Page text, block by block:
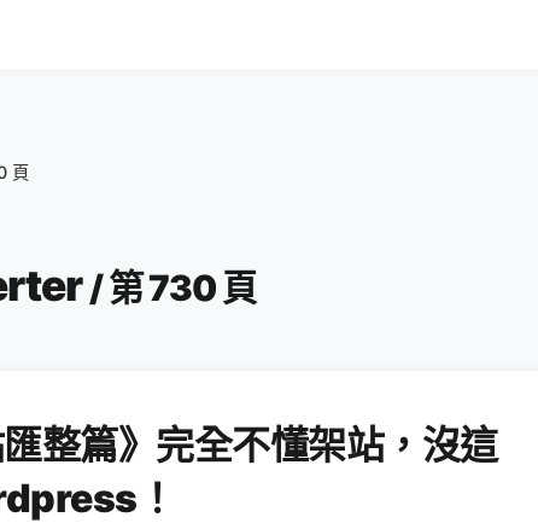
頁
/ 第 730 頁
匯整篇》完全不懂架站，沒這
！